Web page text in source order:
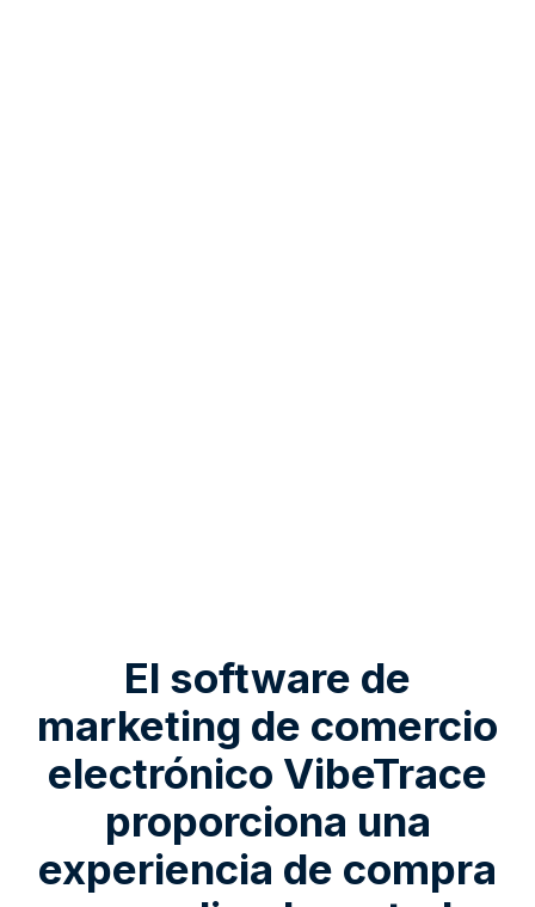
El software de
marketing de comercio
electrónico VibeTrace
proporciona una
experiencia de compra